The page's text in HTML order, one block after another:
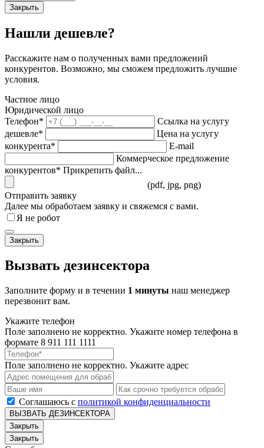
Закрыть
Нашли дешевле?
Расскажите нам о полученных вами предложений
конкурентов. Возможно, мы сможем предложить лучшие
условия.
Частное лицо
Юридической лицо
Телефон*
Ссылка на услугу
дешевле*
Цена на услугу
конкурента*
E-mail
Коммерческое предложение
конкурентов* Прикрепить файл...
(pdf, jpg, png)
Отправить заявку
Далее мы обработаем заявку и свяжемся с вами.
Я не робот
Закрыть
Вызвать дезинсектора
Заполните форму и в течении 1 минуты наш менеджер
перезвонит вам.
Укажите телефон
Поле заполнено не корректно. Укажите номер телефона в
формате 8 911 111 1111
Поле заполнено не корректно. Укажите адрес
Соглашаюсь с политикой конфиденциальности
ВЫЗВАТЬ ДЕЗИНСЕКТОРА
Закрыть
Закрыть